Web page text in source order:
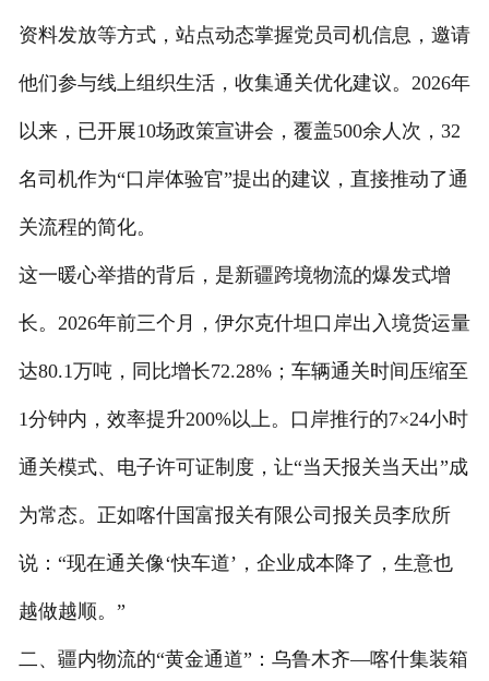
资料发放等方式，站点动态掌握党员司机信息，邀请
他们参与线上组织生活，收集通关优化建议。2026年
以来，已开展10场政策宣讲会，覆盖500余人次，32
名司机作为“口岸体验官”提出的建议，直接推动了通
关流程的简化。
这一暖心举措的背后，是新疆跨境物流的爆发式增
长。2026年前三个月，伊尔克什坦口岸出入境货运量
达80.1万吨，同比增长72.28%；车辆通关时间压缩至
1分钟内，效率提升200%以上。口岸推行的7×24小时
通关模式、电子许可证制度，让“当天报关当天出”成
为常态。正如喀什国富报关有限公司报关员李欣所
说：“现在通关像‘快车道’，企业成本降了，生意也
越做越顺。”
二、疆内物流的“黄金通道”：乌鲁木齐—喀什集装箱